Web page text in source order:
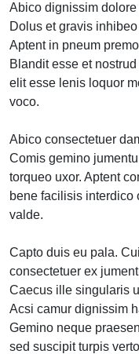
Abico dignissim
Dolus et gravis
Aptent in pneum
Blandit esse et
elit esse lenis loquor
voco.
Abico consectetuer
Comis gemino
torqueo uxor. Aptent
bene facilisis interdico
valde.
Capto duis eu pala.
consectetuer ex
Caecus ille singularis
Acsi camur dignissim
Gemino neque
sed suscipit turpis